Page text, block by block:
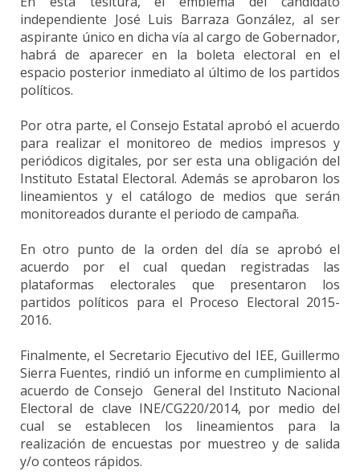
independiente José Luis Barraza González, al ser
aspirante único en dicha vía al cargo de Gobernador,
habrá de aparecer en la boleta electoral en el
espacio posterior inmediato al último de los partidos
políticos.
Por otra parte, el Consejo Estatal aprobó el acuerdo
para realizar el monitoreo de medios impresos y
periódicos digitales, por ser esta una obligación del
Instituto Estatal Electoral. Además se aprobaron los
lineamientos y el catálogo de medios que serán
monitoreados durante el periodo de campaña.
En otro punto de la orden del díase aprobó el
acuerdo por el cual quedan registradas las
plataformas electorales que presentaron los
partidos políticos para el Proceso Electoral 2015-
2016.
Finalmente, el Secretario Ejecutivo del IEE, Guillermo
Sierra Fuentes, rindió un informe en cumplimiento al
acuerdo de Consejo General del Instituto Nacional
Electoral de clave INE/CG220/2014, por medio del
cual se establecen los lineamientos para la
realización de encuestas por muestreo y de salida
y/o conteos rápidos.